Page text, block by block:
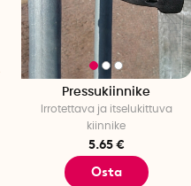
Pressukiinnike
Irrotettava ja itselukittuva
kiinnike
5.65 €
Osta